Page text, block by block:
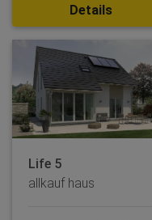
Details
Life 5
allkauf haus